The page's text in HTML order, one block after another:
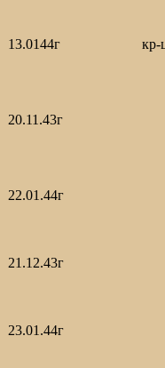
13.0144г кр-
20.11.43г
22.01.44г
21.12.43г
23.01.44г